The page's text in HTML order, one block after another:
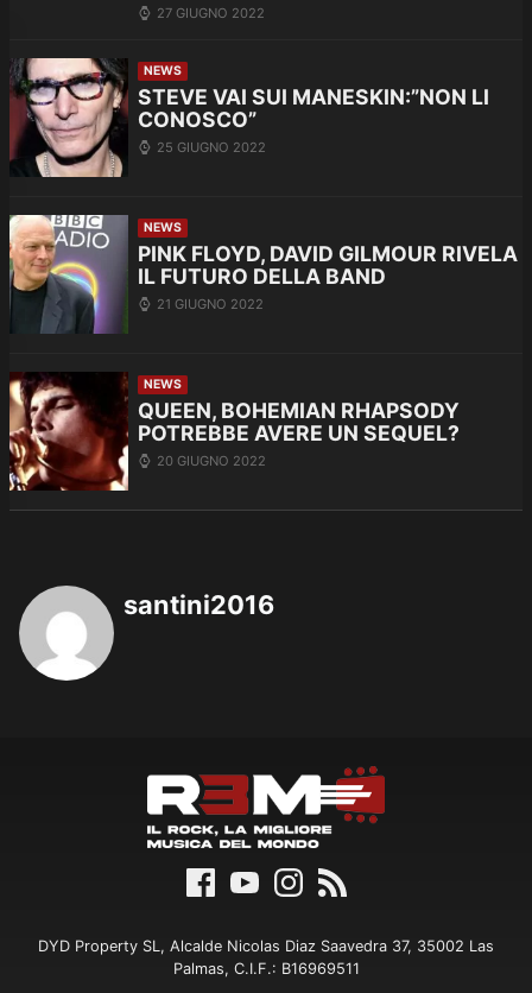
27 GIUGNO 2022
NEWS
STEVE VAI SUI MANESKIN:”NON LI
CONOSCO”
25 GIUGNO 2022
NEWS
PINK FLOYD, DAVID GILMOUR RIVELA
IL FUTURO DELLA BAND
21 GIUGNO 2022
NEWS
QUEEN, BOHEMIAN RHAPSODY
POTREBBE AVERE UN SEQUEL?
20 GIUGNO 2022
santini2016
DYD Property SL, Alcalde Nicolas Diaz Saavedra 37, 35002 Las
Palmas, C.I.F.: B16969511